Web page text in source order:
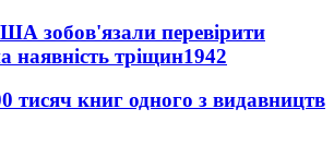
зобов'язали перевірити
наявність тріщин1942
книг одного з видавництв